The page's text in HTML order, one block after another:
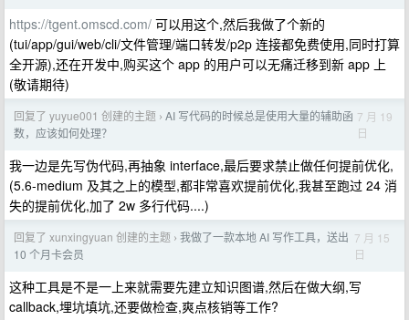
https://tgent.omscd.com/ 可以用这个,然后我做了个新的
(tui/app/gui/web/cli/文件管理/端口转发/p2p 连接都免费使用,同时打算
全开源),还在开发中,购买这个 app 的用户可以无痛迁移到新 app 上
(敬请期待)
回复了 yuyue001 创建的主题 › AI 写代码的时候总是使用大量的辅助函
数，应该如何处理？
7 月 19
日
我一边是先写伪代码,再抽象 interface,最后要求禁止做任何提前优化,
(5.6-medium 及其之上的模型,都非常喜欢提前优化,我甚至跑过 24 消
失的提前优化,加了 2w 多行代码....)
回复了 xunxingyuan 创建的主题 › 我做了一款本地 AI 写作工具，送出
10 个月卡会员
7 月 15
日
这种工具是不是一上来就需要先建立知识图谱,然后在做大纲,写
callback,埋坑填坑,还要做检查,爽点核销等工作?